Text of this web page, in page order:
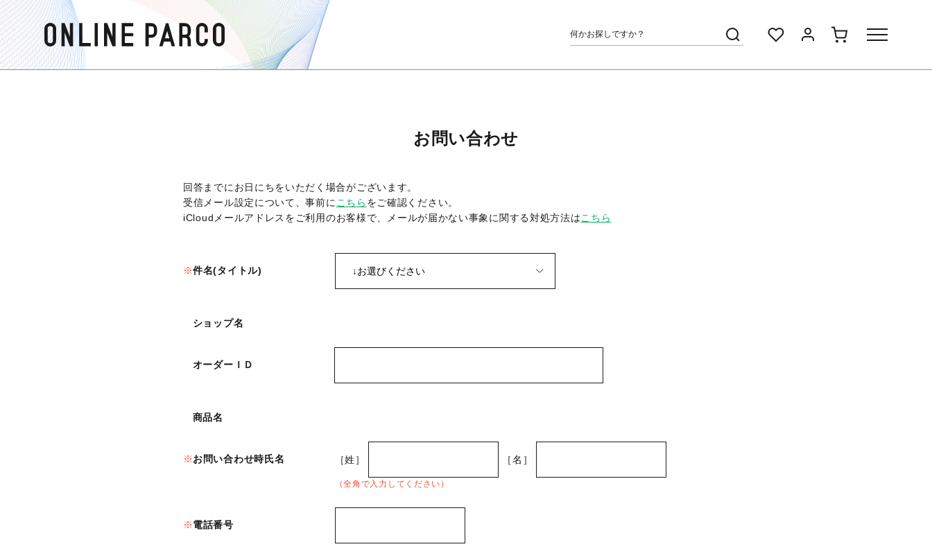
お問い合わせ
回答までにお日にちをいただく場合がございます。
受信メール設定について、事前に こちら をご確認ください。
iCloudメールアドレスをご利用のお客様で、メールが届かない事象に関する対処方法はこちら
件名(タイトル)
ショップ名
オーダーＩＤ
商品名
お問い合わせ時氏名 ［姓］ ［名］
（全角で入力してください）
電話番号